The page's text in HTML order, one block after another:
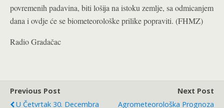
povremenih padavina, biti lošija na istoku zemlje, sa odmicanjem
dana i ovdje će se biometeorološke prilike popraviti. (FHMZ)
Radio Gradačac
Previous Post
U Četvrtak 30. Decembra
Next Post
Agrometeorološka Prognoza